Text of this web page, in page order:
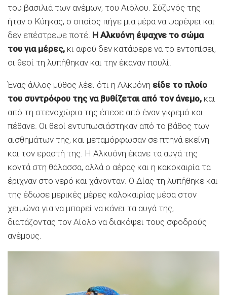
του βασιλιά των ανέμων, του Αιόλου. Σύζυγός της
ήταν ο Κύηκας, ο οποίος πήγε μια μέρα να ψαρέψει και
δεν επέστρεψε ποτέ. Η Αλκυόνη έψαχνε το σώμα
του για μέρες, κι αφού δεν κατάφερε να το εντοπίσει,
οι θεοί τη λυπήθηκαν και την έκαναν πουλί.
Ένας άλλος μύθος λέει ότι η Αλκυόνη είδε το πλοίο
του συντρόφου της να βυθίζεται από τον άνεμο, και
από τη στενοχώρια της έπεσε από έναν γκρεμό και
πέθανε. Οι θεοί εντυπωσιάστηκαν από το βάθος των
αισθημάτων της, και μεταμόρφωσαν σε πτηνά εκείνη
και τον εραστή της. Η Αλκυόνη έκανε τα αυγά της
κοντά στη θάλασσα, αλλά ο αέρας και η κακοκαιρία τα
έριχναν στο νερό και χάνονταν. Ο Δίας τη λυπήθηκε και
της έδωσε μερικές μέρες καλοκαιρίας μέσα στον
χειμώνα για να μπορεί να κάνει τα αυγά της,
διατάζοντας τον Αίολο να διακόψει τους σφοδρούς
ανέμους.